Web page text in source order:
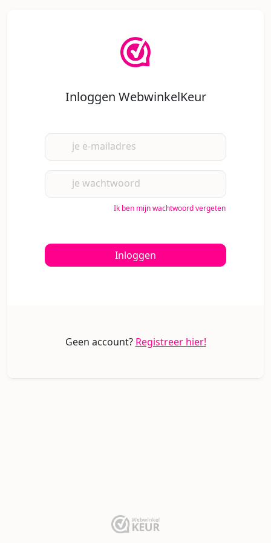
Inloggen WebwinkelKeur
je e-mailadres
je wachtwoord
Ik ben mijn wachtwoord vergeten
Inloggen
Geen account? Registreer hier!